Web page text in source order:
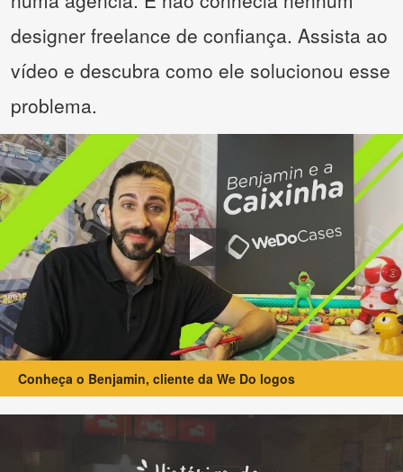
designer freelance de confiança. Assista ao
vídeo e descubra como ele solucionou esse
problema.
Conheça o Benjamin, cliente da We Do logos